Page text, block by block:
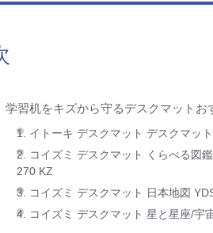
学習机をキズから守るデスクマットお
1. イトーキ デスクマット デスクマッ
2. コイズミ デスクマット くらべる図
270 KZ
3. コイズミ デスクマット 日本地図
4. コイズミ デスクマット 星と星座/宇